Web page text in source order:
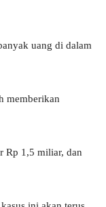
uang di dalam
memberikan
Rp 1,5 miliar, dan